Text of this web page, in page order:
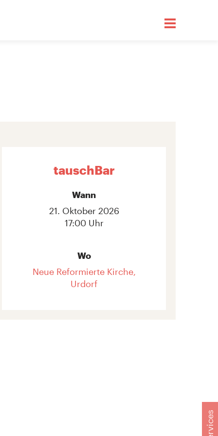
Services
tauschBar
Wann
21. Oktober 2026
17:00 Uhr
Wo
Neue Reformierte Kirche,
Urdorf